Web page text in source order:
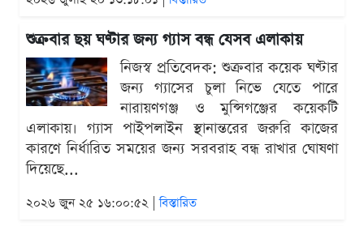
শুক্রবার ছয় ঘণ্টার জন্য গ্যাস বন্ধ যেসব এলাকায়
নিজস্ব প্রতিবেদক: শুক্রবার কয়েক ঘণ্টার
জন্য গ্যাসের চুলা নিভে যেতে পারে
নারায়ণগঞ্জ ও মুন্সিগঞ্জের কয়েকটি
এলাকায়। গ্যাস পাইপলাইন স্থানান্তরের জরুরি কাজের
কারণে নির্ধারিত সময়ের জন্য সরবরাহ বন্ধ রাখার ঘোষণা
দিয়েছে...
২০২৬ জুন ২৫ ১৬:০০:৫২ |বিস্তারিত